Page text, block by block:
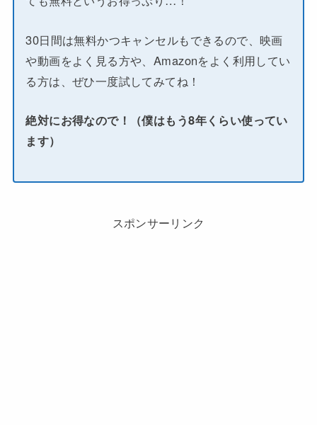
30日間は無料かつキャンセルもできるので、映画
や動画をよく見る方や、Amazonをよく利用してい
る方は、ぜひ一度試してみてね！
絶対にお得なので！（僕はもう8年くらい使ってい
ます）
スポンサーリンク